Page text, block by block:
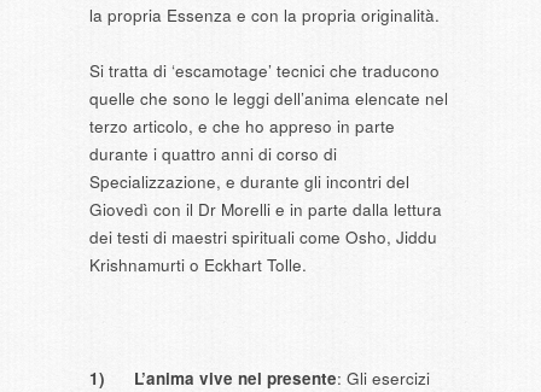
la propria Essenza e con la propria originalità.
Si tratta di ‘escamotage’ tecnici che traducono
quelle che sono le leggi dell’anima elencate nel
terzo articolo, e che ho appreso in parte
durante i quattro anni di corso di
Specializzazione, e durante gli incontri del
Giovedì con il Dr Morelli e in parte dalla lettura
dei testi di maestri spirituali come Osho, Jiddu
Krishnamurti o Eckhart Tolle.
1) L’anima vive nel presente: Gli esercizi